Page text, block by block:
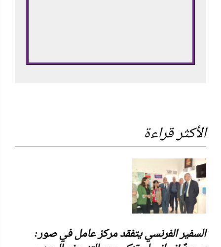
الأكثر قراءة
السفير الفرنسي يتفقد مركز عامل في صور: